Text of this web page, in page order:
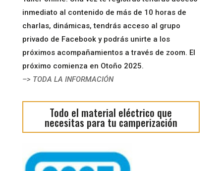
inmediato al contenido de más de 10 horas de
charlas, dinámicas, tendrás acceso al grupo
privado de Facebook y podrás unirte a los
próximos acompañamientos a través de zoom. El
próximo comienza en Otoño 2025.
–> TODA LA INFORMACIÓN
Todo el material eléctrico que
necesitas para tu camperización